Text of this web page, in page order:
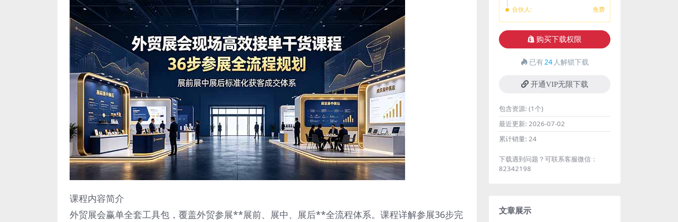
课程内容简介
外贸展会赢单全套工具包，覆盖外贸参展**展前、展中、展后**全流程体系。课程详解参展36步完
合伙人:
免费
购买下载权限
已有24 人解锁下载
开通VIP无限下载
包含资源: (1个)
最近更新: 2026-07-02
累计销量: 24
下载遇到问题？可联系客服微信：
82342198
文章展示